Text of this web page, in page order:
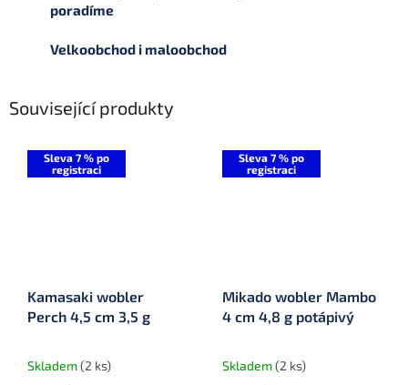
poradíme
Velkoobchod i maloobchod
Související produkty
Sleva 7 % po
registraci
Kamasaki wobler
Perch 4,5 cm 3,5 g
Skladem(2 ks)
Sleva 7 % po
registraci
Mikado wobler Mambo
4 cm 4,8 g potápivý
Skladem(2 ks)